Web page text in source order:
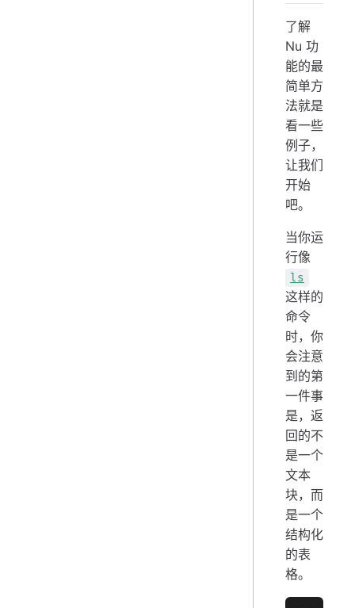
了解
Nu 功
能的最
简单方
法就是
看一些
例子，
让我们
开始
吧。
当你运
行像
ls
这样的
命令
时，你
会注意
到的第
一件事
是，返
回的不
是一个
文本
块，而
是一个
结构化
的表
格。